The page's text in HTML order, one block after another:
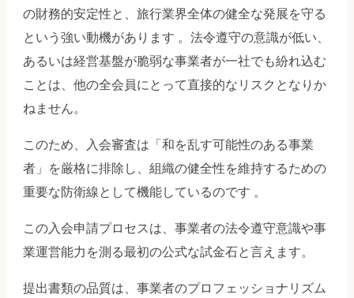
の財務的安定性と、旅行業界全体の健全な発展を守る
という強い動機があります 。法令遵守の意識が低い、
あるいは経営基盤が脆弱な事業者が一社でも紛れ込む
ことは、他の全会員にとって直接的なリスクとなりか
ねません。
このため、入会審査は「和を乱す可能性のある事業
者」を厳格に排除し、組織の健全性を維持するための
重要な防衛線として機能しているのです 。
この入会申請プロセスは、事業者の法令遵守意識や事
業運営能力を測る最初の公式な試金石と言えます。
提出書類の品質は、事業者のプロフェッショナリズム